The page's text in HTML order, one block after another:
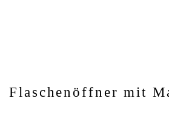
Flaschenöffner mit